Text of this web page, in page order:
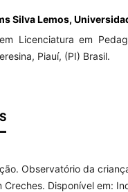
Silva Lemos,
Licenciatura em
Piauí, (PI) Brasil.
Observatório da
Creches. Disponível em: